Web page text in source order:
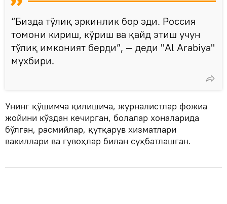
“Бизда тўлиқ эркинлик бор эди. Россия
томони кириш, кўриш ва қайд этиш учун
тўлиқ имконият берди”, — деди "Al Arabiya"
мухбири.
Унинг қўшимча қилишича, журналистлар фожиа
жойини кўздан кечирган, болалар хоналарида
бўлган, расмийлар, қутқарув хизматлари
вакиллари ва гувоҳлар билан суҳбатлашган.